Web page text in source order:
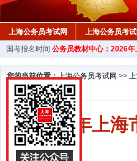
上海公务员考试网 上海公务员考
行测真题 在线咨询 教材中心
国考报名时间 公务员教材中心：2026
您的当前位置：上海公务员考试网 >>
2021年上海